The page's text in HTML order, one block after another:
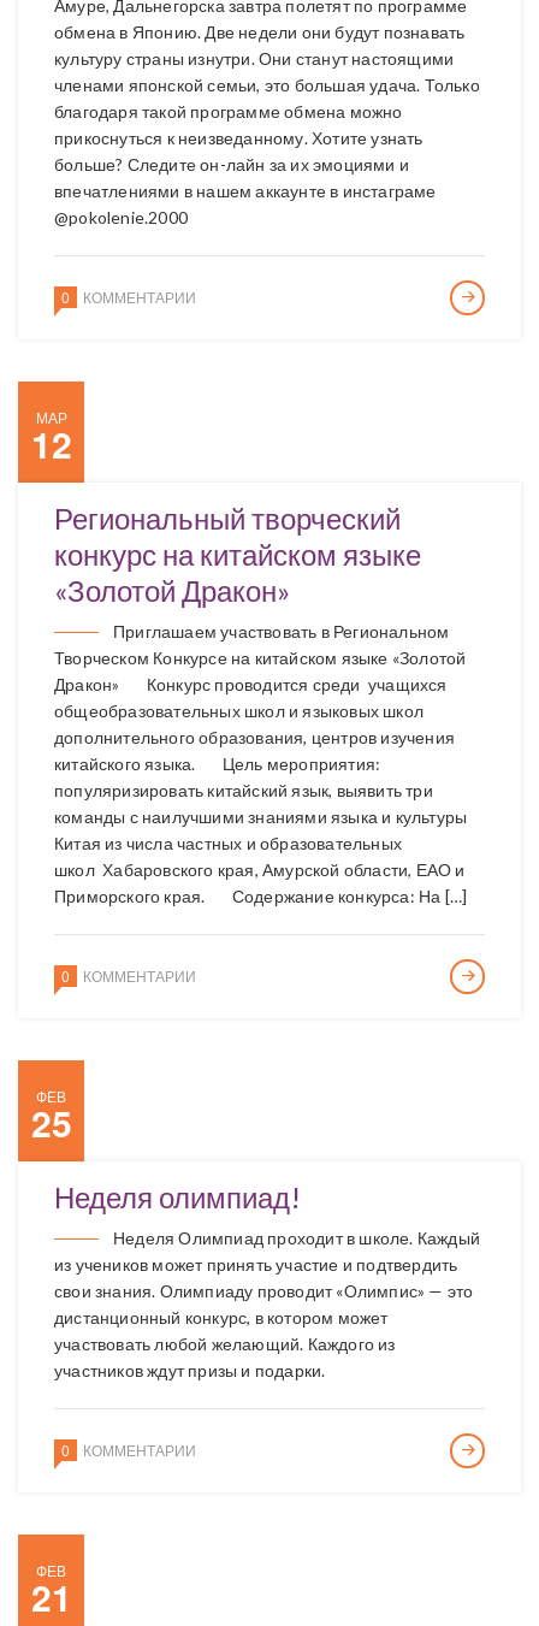
Амуре, Дальнегорска завтра полетят по программе
обмена в Японию. Две недели они будут познавать
культуру страны изнутри. Они станут настоящими
членами японской семьи, это большая удача. Только
благодаря такой программе обмена можно
прикоснуться к неизведанному. Хотите узнать
больше? Следите он-лайн за их эмоциями и
впечатлениями в нашем аккаунте в инстаграме
@pokolenie.2000
0 КОММЕНТАРИИ
МАР
12
Региональный творческий
конкурс на китайском языке
«Золотой Дракон»
Приглашаем участвовать в Региональном
Творческом Конкурсе на китайском языке «Золотой
Дракон» Конкурс проводится среди учащихся
общеобразовательных школ и языковых школ
дополнительного образования, центров изучения
китайского языка. Цель мероприятия:
популяризировать китайский язык, выявить три
команды с наилучшими знаниями языка и культуры
Китая из числа частных и образовательных
школ Хабаровского края, Амурской области, ЕАО и
Приморского края. Содержание конкурса: На […]
0 КОММЕНТАРИИ
ФЕВ
25
Неделя олимпиад!
Неделя Олимпиад проходит в школе. Каждый
из учеников может принять участие и подтвердить
свои знания. Олимпиаду проводит «Олимпис» — это
дистанционный конкурс, в котором может
участвовать любой желающий. Каждого из
участников ждут призы и подарки.
0 КОММЕНТАРИИ
ФЕВ
21